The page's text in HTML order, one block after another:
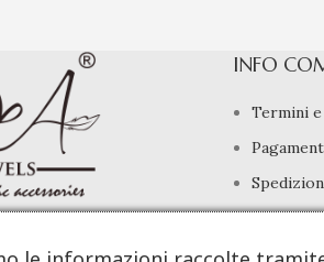
INFO
Termini
Diritto di